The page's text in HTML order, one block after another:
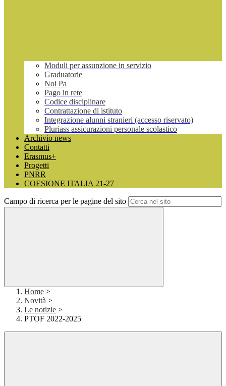
Moduli per assunzione in servizio
Graduatorie
Noi Pa
Pago in rete
Codice disciplinare
Contrattazione di istituto
Integrazione alunni stranieri (accesso riservato)
Pluriass assicurazioni personale scolastico
Archivio news
Contatti
Erasmus+
Progetti
PNRR
COESIONE ITALIA 21-27
Campo di ricerca per le pagine del sito
Home >
Novità >
Le notizie >
PTOF 2022-2025